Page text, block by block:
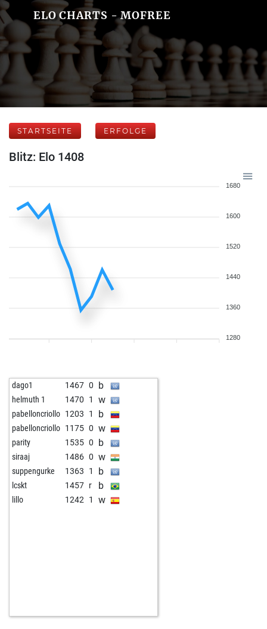
ELO CHARTS - MOFREE
STARTSEITE ERFOLGE
Blitz: Elo 1408
1680
1600
1520
1440
1360
1280
dago1 1467 0 b
helmuth 1 1470 1 w
pabelloncriollo 1203 1 b
pabelloncriollo 1175 0 w
parity 1535 0 b
siraaj 1486 0 w
suppengurke 1363 1 b
lcskt 1457 r b
lillo 1242 1 w